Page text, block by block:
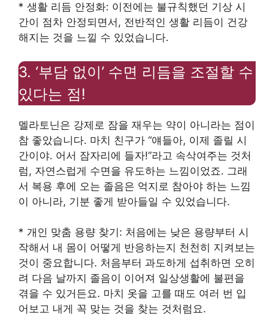
* 생활 리듬 안정화: 이전에는 불규칙했던 기상 시
간이 점차 안정되면서, 전반적인 생활 리듬이 건강
해지는 것을 느낄 수 있었습니다.
3. ‘부담 없이’ 수면 리듬을 조절할 수
있다는 점!
멜라토닌은 강제로 잠을 재우는 약이 아니라는 점이
참 좋았습니다. 마치 친구가 “얘들아, 이제 졸릴 시
간이야. 어서 잠자리에 들자!”라고 속삭여주는 것처
럼, 자연스럽게 수면을 유도하는 느낌이었죠. 그래
서 복용 후에 오는 졸음은 억지로 참아야 하는 느낌
이 아니라, 기분 좋게 받아들일 수 있었습니다.
* 개인 맞춤 용량 찾기: 처음에는 낮은 용량부터 시
작해서 내 몸이 어떻게 반응하는지 천천히 지켜보는
것이 중요합니다. 처음부터 과도하게 섭취하면 오히
려 다음 날까지 졸음이 이어져 일상생활에 불편을
겪을 수 있거든요. 마치 옷을 고를 때도 여러 번 입
어보고 내게 꼭 맞는 것을 찾는 것처럼요.